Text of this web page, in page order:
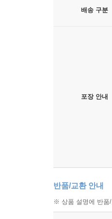
배송 구분
포장 안내
반품/교환 안내
※ 상품 설명에 반품